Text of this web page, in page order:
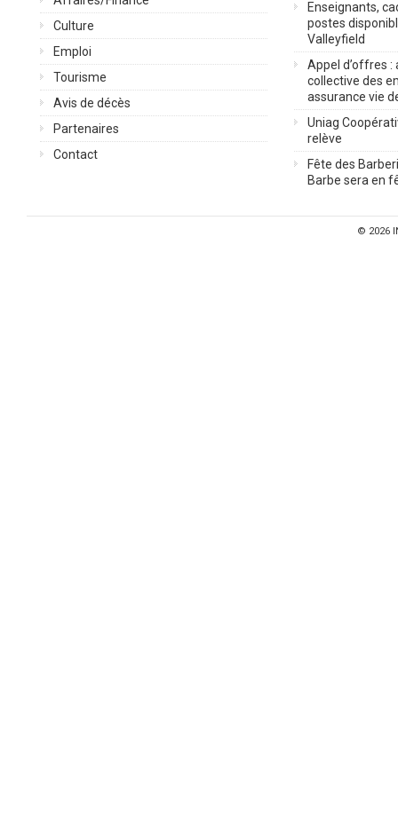
Culture
Emploi
Tourisme
Avis de décès
Partenaires
Contact
Enseignants,
postes
Valleyfield
Appel d’offres :
collective des
assurance vie
Uniag
relève
Fête des
Barbe sera en
© 2026